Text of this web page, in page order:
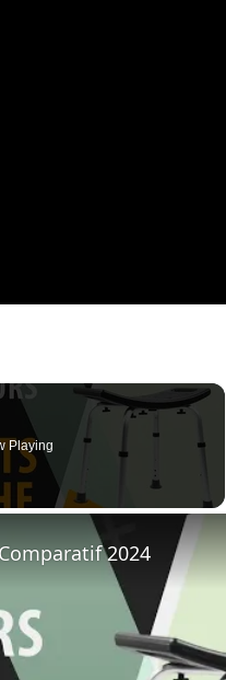
Playing
Comparatif 2024